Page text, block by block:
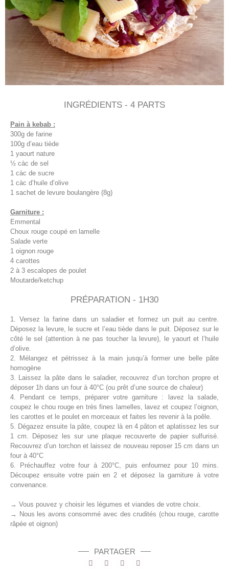
INGRÉDIENTS - 4 PARTS
Pain à kebab :
300g de farine
100g d’eau tiède
1 yaourt nature
½ càc de sel
1 càc de sucre
1 càc d’huile d’olive
1 sachet de levure boulangère (8g)
Garniture :
Emmental
Choux rouge coupé en lamelle
Salade verte
1 oignon rouge
4 carottes
2 à 3 escalopes de poulet
Moutarde/ketchup
PRÉPARATION - 1H30
1. Versez la farine dans un saladier et formez un puit au centre.
Déposez la levure, le sucre et l’eau tiède dans le puit. Déposez sur le
côté le sel (attention à ne pas toucher la levure), le yaourt et l’huile
d’olive.
2. Mélangez et pétrissez à la main jusqu’à former une belle pâte
homogène
3. Laissez la pâte dans le saladier, recouvrez d’un torchon propre et
déposer 1h dans un four à 40°C (ou prêt d’une source de chaleur)
4. Pendant ce temps, préparer votre garniture : lavez la salade,
coupez le chou rouge en très fines lamelles, lavez et coupez l’oignon,
les carottes et le poulet en morceaux et faites les revenir à la poêle.
5. Dégazez ensuite la pâte, coupez là en 4 pâton et aplatissez les sur
1 cm. Déposez les sur une plaque recouverte de papier sulfurisé.
Recouvrez d’un torchon et laissez de nouveau reposer 15 cm dans un
four à 40°C
6. Préchauffez votre four à 200°C, puis enfournez pour 10 mins.
Découpez ensuite votre pain en 2 et déposez la garniture à votre
convenance.
→ Vous pouvez y choisir les légumes et viandes de votre choix.
→ Nous les avons consommé avec des crudités (chou rouge, carotte
râpée et oignon)
PARTAGER